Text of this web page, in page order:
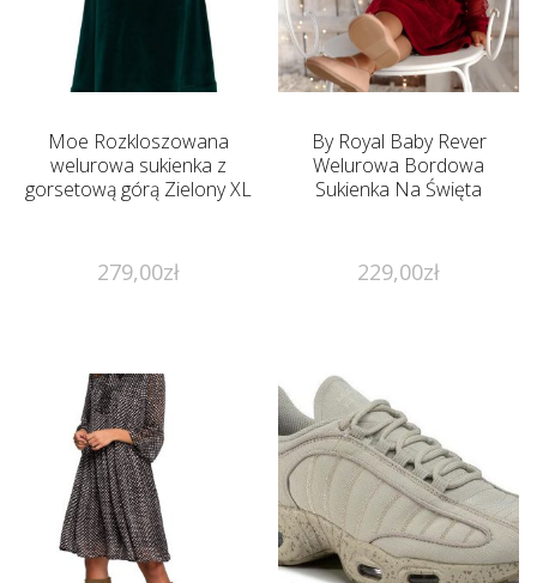
Moe Rozkloszowana
welurowa sukienka z
gorsetową górą Zielony XL
279,00zł
By Royal Baby Rever
Welurowa Bordowa
Sukienka Na Święta
229,00zł